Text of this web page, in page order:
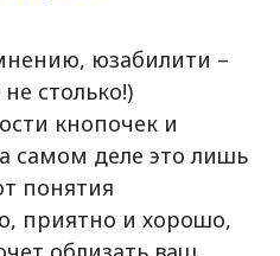
юзабилити –
столько!)
кнопочек и
самом деле это лишь
понятия
приятно и хорошо,